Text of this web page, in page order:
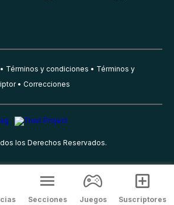
Términos y condiciones
Términos y
Correcciones
los Derechos Reservados.
Secciones Juegos Suscriptores